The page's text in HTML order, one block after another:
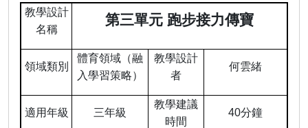
教學設計
名稱
第三單元 跑步接力傳寶
領域類別
體育領域（融
入學習策略）
教學設計
者
何雲緒
適用年級 三年級
教學建議
時間
40分鐘